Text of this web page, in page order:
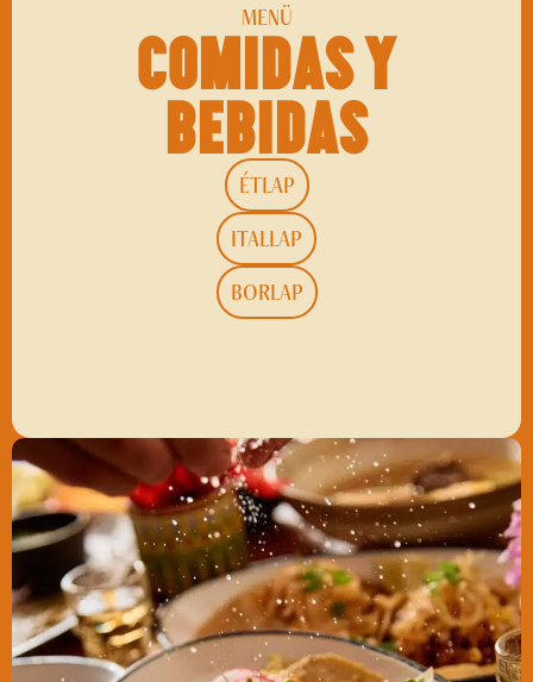
MENÜ
Comidas y
bebidas
ÉTLAP
ITALLAP
BORLAP